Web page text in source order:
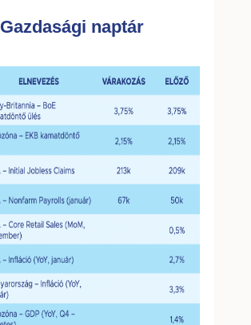
Gazdasági naptár